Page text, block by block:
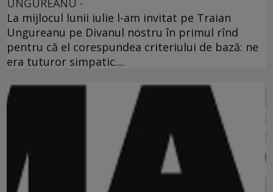
UNGUREANU -
La mijlocul lunii iulie l-am invitat pe Traian
Ungureanu pe Divanul nostru în primul rînd
pentru că el corespundea criteriului de bază: ne
era tuturor simpatic....